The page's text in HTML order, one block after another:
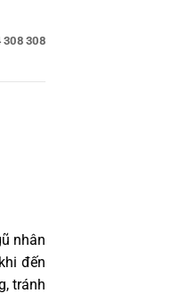
308 308
nhân
đến
tránh